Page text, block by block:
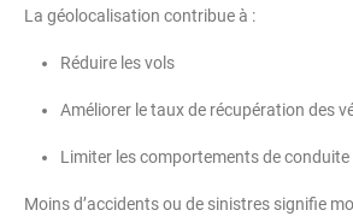
La géolocalisation contribue à :
Réduire les vols
Améliorer le taux de récupération des
Limiter les comportements de conduite
Moins d’accidents ou de sinistres signifie